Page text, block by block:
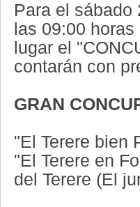
Para el sábado
las 09:00
lugar el
contarán con
GRAN
"El Terere bien
"El Terere en
del Terere (El